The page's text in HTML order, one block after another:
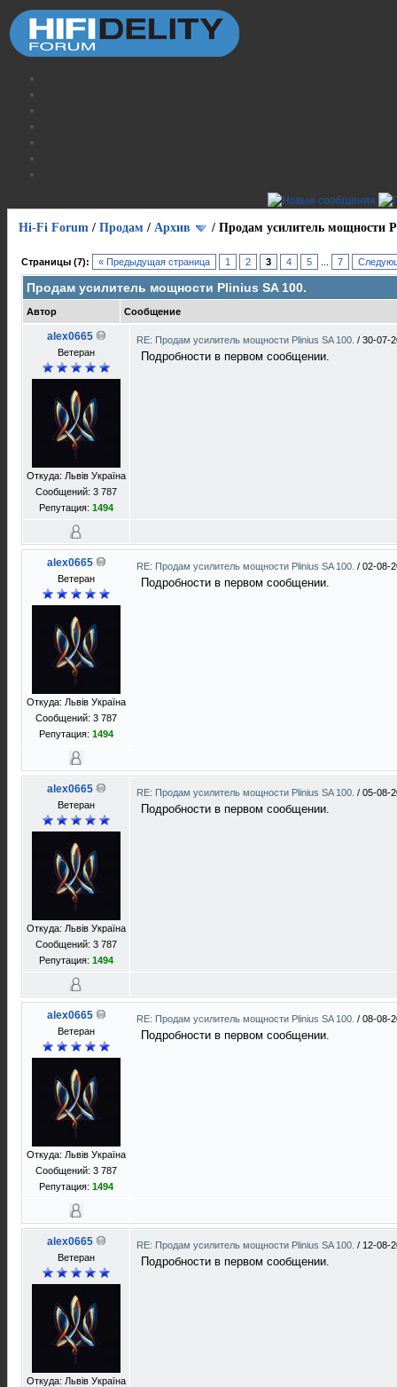
Hi-Fi Forum / Продам / Архив / Продам усилитель мощности
Страницы (7): « Предыдущая страница 1 2 3 4 5 7
Продам усилитель мощности Plinius SA 100.
Автор Сообщение
alex0665
Ветеран
Откуда: Львів Україна
Сообщений: 3 787
Репутация: 1494
RE: Продам усилитель мощности Plinius SA 100. / 30-07-
Подробности в первом сообщении.
alex0665
Ветеран
Откуда: Львів Україна
Сообщений: 3 787
Репутация: 1494
RE: Продам усилитель мощности Plinius SA 100. / 02-08-
Подробности в первом сообщении.
alex0665
Ветеран
Откуда: Львів Україна
Сообщений: 3 787
Репутация: 1494
RE: Продам усилитель мощности Plinius SA 100. / 05-08-
Подробности в первом сообщении.
alex0665
Ветеран
Откуда: Львів Україна
Сообщений: 3 787
Репутация: 1494
RE: Продам усилитель мощности Plinius SA 100. / 08-08-
Подробности в первом сообщении.
alex0665
Ветеран
Откуда: Львів Україна
RE: Продам усилитель мощности Plinius SA 100. / 12-08-
Подробности в первом сообщении.